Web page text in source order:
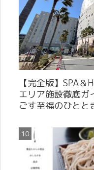
【完全版】SPA
エリア施設徹底ガ
ごす至福のひとと